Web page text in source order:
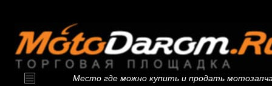
Место где можно купить и продать